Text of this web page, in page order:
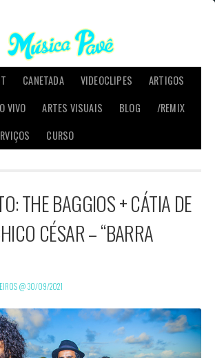
CANETADA VIDEOCLIPES
ARTIGOS
VIVO ARTES VISUAIS BLOG
/REMIX
CURSO
THE BAGGIOS + CÁTIA DE
CÉSAR – “BARRA
@30/09/2021